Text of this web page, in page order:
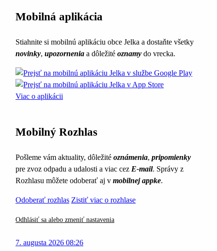
Mobilná aplikácia
Stiahnite si mobilnú aplikáciu obce Jelka a dostaňte všetky
novinky, upozornenia a dôležité oznamy do vrecka.
Viac o aplikácii
Mobilný Rozhlas
Pošleme vám aktuality, dôležité oznámenia, pripomienky
pre zvoz odpadu a udalosti a viac cez E-mail. Správy z
Rozhlasu môžete odoberať aj v mobilnej appke.
Odoberať rozhlas Zistiť viac o rozhlase
Odhlásiť sa alebo zmeniť nastavenia
7. augusta 2026 08:26